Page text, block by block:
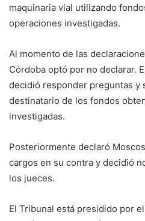
maquinaria vial utilizando
operaciones investigadas.
Al momento de las
Córdoba optó por no declarar.
decidió responder preguntas y
destinatario de los fondos
investigadas.
Posteriormente declaró
cargos en su contra y decidió
los jueces.
El Tribunal está presidido por